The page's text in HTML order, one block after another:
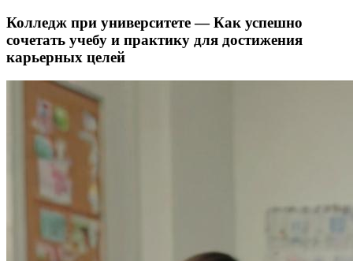
Колледж при университете — Как успешно
сочетать учебу и практику для достижения
карьерных целей